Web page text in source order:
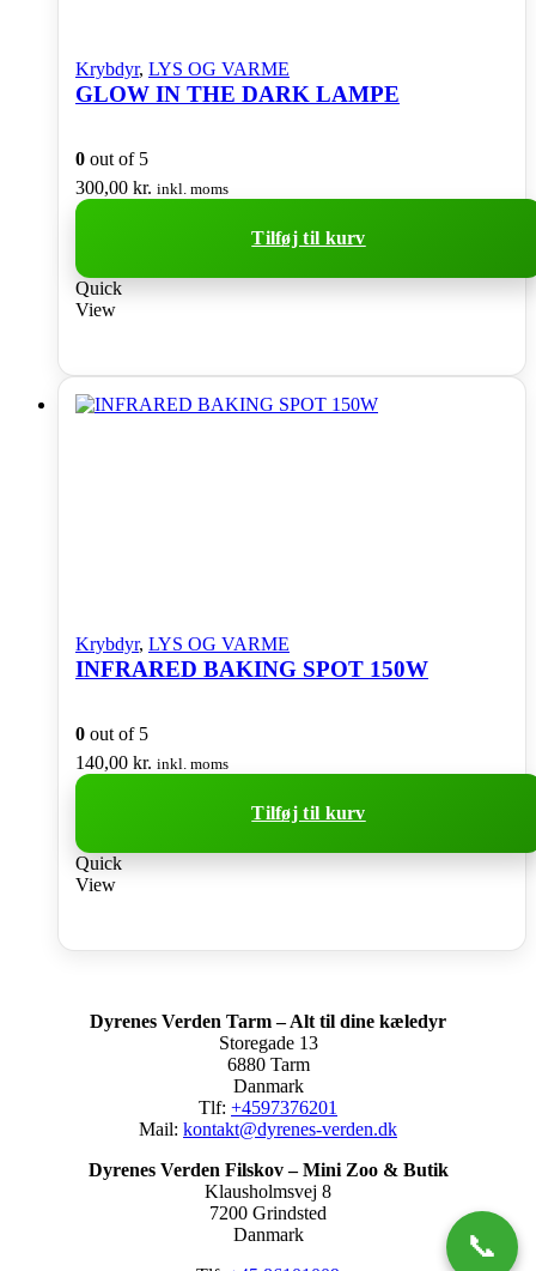
Krybdyr, LYS OG VARME
GLOW IN THE DARK LAMPE
0 out of 5
300,00 kr. inkl. moms
Tilføj til kurv
Quick
View
Krybdyr, LYS OG VARME
INFRARED BAKING SPOT 150W
0 out of 5
140,00 kr. inkl. moms
Tilføj til kurv
Quick
View
Dyrenes Verden Tarm – Alt til dine kæledyr
Storegade 13
6880 Tarm
Danmark
Tlf: +4597376201
Mail: kontakt@dyrenes-verden.dk
Dyrenes Verden Filskov – Mini Zoo & Butik
Klausholmsvej 8
7200 Grindsted
Danmark
📞